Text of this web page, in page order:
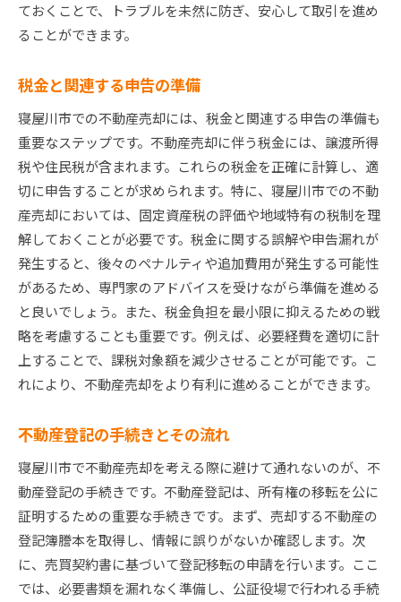
ておくことで、トラブルを未然に防ぎ、安心して取引を進め
ることができます。
税金と関連する申告の準備
寝屋川市での不動産売却には、税金と関連する申告の準備も
重要なステップです。不動産売却に伴う税金には、譲渡所得
税や住民税が含まれます。これらの税金を正確に計算し、適
切に申告することが求められます。特に、寝屋川市での不動
産売却においては、固定資産税の評価や地域特有の税制を理
解しておくことが必要です。税金に関する誤解や申告漏れが
発生すると、後々のペナルティや追加費用が発生する可能性
があるため、専門家のアドバイスを受けながら準備を進める
と良いでしょう。また、税金負担を最小限に抑えるための戦
略を考慮することも重要です。例えば、必要経費を適切に計
上することで、課税対象額を減少させることが可能です。こ
れにより、不動産売却をより有利に進めることができます。
不動産登記の手続きとその流れ
寝屋川市で不動産売却を考える際に避けて通れないのが、不
動産登記の手続きです。不動産登記は、所有権の移転を公に
証明するための重要な手続きです。まず、売却する不動産の
登記簿謄本を取得し、情報に誤りがないか確認します。次
に、売買契約書に基づいて登記移転の申請を行います。ここ
では、必要書類を漏れなく準備し、公証役場で行われる手続